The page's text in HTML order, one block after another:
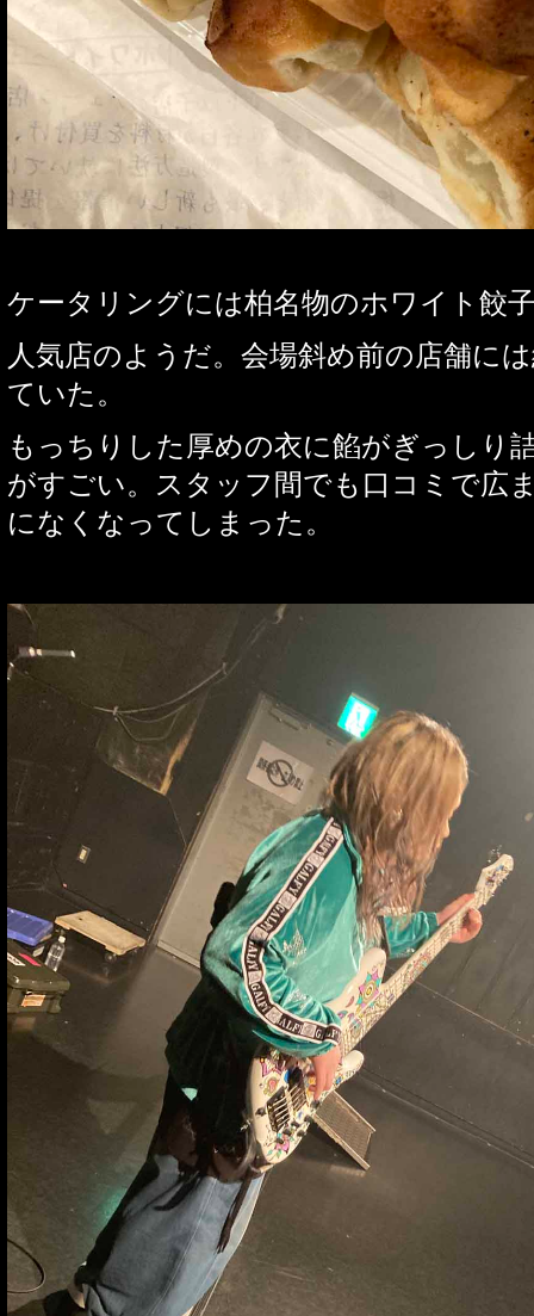
ケータリングには柏名物のホワイト餃
人気店のようだ。会場斜め前の店舗に
ていた。
もっちりした厚めの衣に餡がぎっしり
がすごい。スタッフ間でも口コミで広
になくなってしまった。